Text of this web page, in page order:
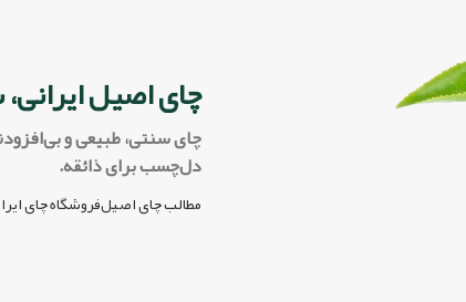
چای اصیل
چای سنتی، طبیعی و
دل‌چسب برای ذائقه.
مطالب چای اصیلفروشگاه چای